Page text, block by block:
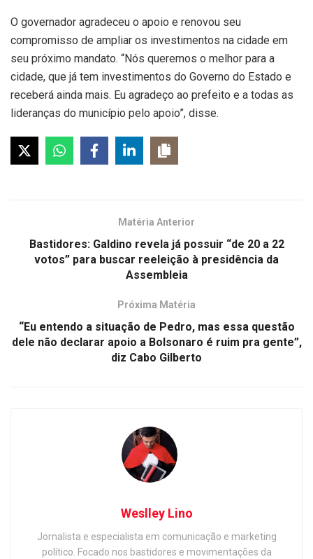
O governador agradeceu o apoio e renovou seu
compromisso de ampliar os investimentos na cidade em
seu próximo mandato. “Nós queremos o melhor para a
cidade, que já tem investimentos do Governo do Estado e
receberá ainda mais. Eu agradeço ao prefeito e a todas as
lideranças do município pelo apoio”, disse.
Matéria Anterior
Bastidores: Galdino revela já possuir “de 20 a 22
votos” para buscar reeleição à presidência da
Assembleia
Próxima Matéria
“Eu entendo a situação de Pedro, mas essa questão
dele não declarar apoio a Bolsonaro é ruim pra gente”,
diz Cabo Gilberto
Weslley Lino
Jornalista e especialista em comunicação e marketing
político. Focado nos bastidores e movimentações da